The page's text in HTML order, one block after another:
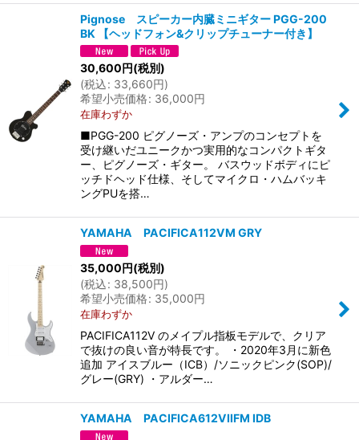
Pignose スピーカー内臓ミニギター PGG-200
BK 【ヘッドフォン&クリップチューナー付き】
30,600円(税別)
(税込: 33,660円)
希望小売価格: 36,000円
在庫わずか
■PGG-200 ピグノーズ・アンプのコンセプトを
受け継いだユニークかつ実用的なコンパクトギタ
ー、ピグノーズ・ギター。 バスウッドボディにピ
ッチドヘッド仕様、そしてマイクロ・ハムバッキ
ングPUを搭…
YAMAHA PACIFICA112VM GRY
35,000円(税別)
(税込: 38,500円)
希望小売価格: 35,000円
在庫わずか
PACIFICA112V のメイプル指板モデルで、クリア
で抜けの良い音が特長です。 ・2020年3月に新色
追加 アイスブルー（ICB）/ソニックピンク(SOP)/
グレー(GRY) ・アルダー…
YAMAHA PACIFICA612VIIFM IDB